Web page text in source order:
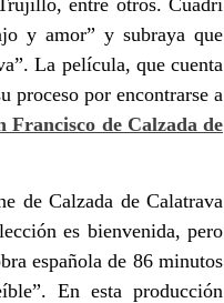
y amor” y subraya que
. La película, que cuenta
proceso por encontrarse a
Francisco de Calzada de
de Calzada de Calatrava
es bienvenida, pero
española de 86 minutos
. En esta producción